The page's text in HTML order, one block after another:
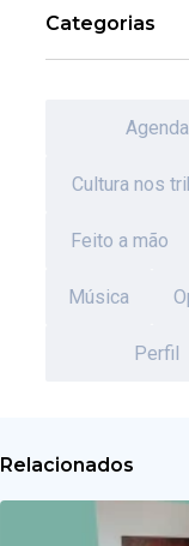
Categorias
Agenda
Cultura nos
Feito a mão
Música
Perfil
Relacionados